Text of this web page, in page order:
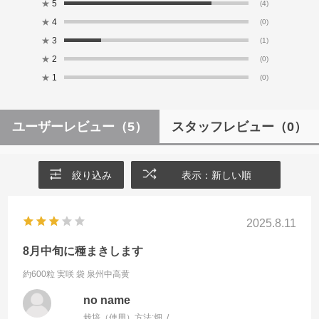
★ 5 (4)
★ 4 (0)
★ 3 (1)
★ 2 (0)
★ 1 (0)
ユーザーレビュー （5） スタッフレビュー （0）
絞り込み 表示：新しい順
2025.8.11
8月中旬に種まきします
約600粒 実咲 袋 泉州中高黄
no name